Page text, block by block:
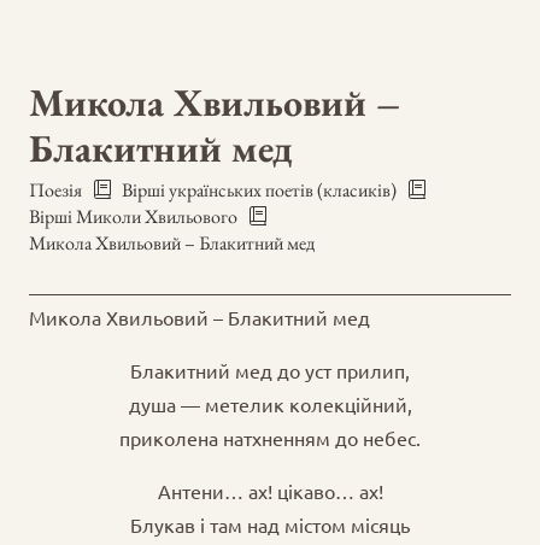
Микола Хвильовий –
Блакитний мед
Поезія
Вірші українських поетів (класиків)
Вірші Миколи Хвильового
Микола Хвильовий – Блакитний мед
Микола Хвильовий – Блакитний мед
Блакитний мед до уст прилип,
душа — метелик колекційний,
приколена натхненням до небес.
Антени… ах! цікаво… ах!
Блукав і там над містом місяць